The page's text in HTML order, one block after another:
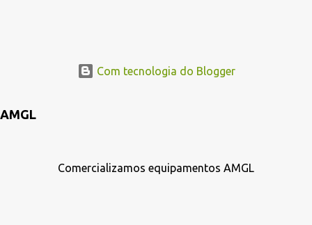
Com tecnologia do Blogger
AMGL
Comercializamos equipamentos AMGL